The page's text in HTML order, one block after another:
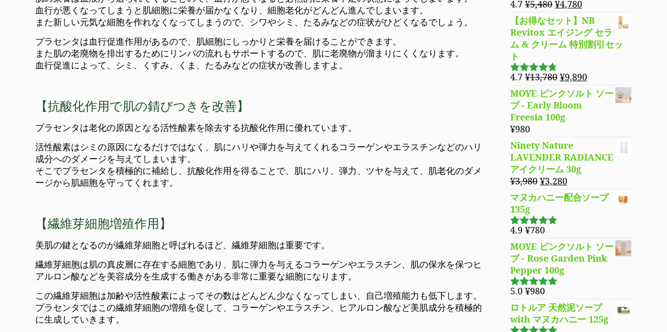
血行が悪くなってしまうと肌細胞に栄養が届かなくなり、細胞老化がどんどん進んでしまいます。
また新しい元気な細胞を作れなくなってしまうので、シワやシミ、たるみなどの症状がひどくなるでしょう。
プラセンタは血行促進作用があるので、肌細胞にしっかりと栄養を届けることができます。
また肌の老廃物を排出するためにリンパの流れもサポートするので、肌に老廃物が溜まりにくくなります。
血行促進によって、シミ、くすみ、くま、たるみなどの症状が改善しますよ。
【抗酸化作用で肌の錆びつきを改善】
プラセンタは老化の原因となる活性酸素を除去する抗酸化作用に優れています。
活性酸素はシミの原因になるだけではなく、肌にハリや弾力を与えてくれるコラーゲンやエラスチンなどのハリ
成分へのダメージを与えてしまいます。
そこでプラセンタを積極的に補給し、抗酸化作用を得ることで、肌にハリ、弾力、ツヤを与えて、肌老化のダメ
ージから肌細胞を守ってくれます。
【繊維芽細胞増殖作用】
美肌の鍵となるのが繊維芽細胞と呼ばれるほど、繊維芽細胞は重要です。
繊維芽細胞は肌の真皮層に存在する細胞であり、肌に弾力を与えるコラーゲンやエラスチン、肌の保水を保つヒ
アルロン酸などを美容成分を生成する働きがある非常に重要な細胞になります。
この繊維芽細胞は加齢や活性酸素によってその数はどんどん少なくなってしまい、自己増殖能力も低下します。
プラセンタではこの繊維芽細胞の増殖を促して、コラーゲンやエラスチン、ヒアルロン酸など美肌成分を積極的
に生成していきます。
た。
す。
5段階で
4.69の評
価
4.7 ¥5,480 元
価
格
は
¥5,480
で
し
た。
¥4,780現
在
の
価
格
¥4,780
で
す。
【お得なセット】NB
Revitox エイジング セラ
ム & クリーム 特別割引セッ
ト
5段階で
4.70の評
価
4.7 ¥13,780 元
の
価
格
は
で
し
た。
¥9,890現
在
の
で
MOYE ピンクソルト ソー
プ - Early Bloom
Freesia 100g
¥980
Ninety Nature
LAVENDER RADIANCE
アイクリーム 30g
¥3,980 元
の
価
格
は
¥3,980
で
し
た。
¥3,280現
在
の
¥3,280
で
マヌカハニー配合ソープ
135g
5段階で
4.94の評価
4.9 ¥780
MOYE ピンクソルト ソー
プ - Rose Garden Pink
Pepper 100g
5段階で
5.00
の評価
5.0 ¥980
ロトルア 天然泥ソープ
with マヌカハニー 125g